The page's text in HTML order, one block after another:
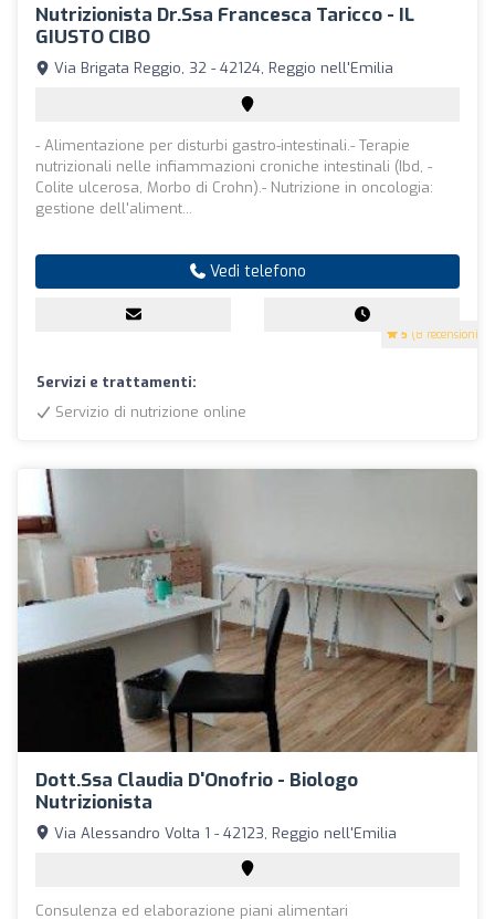
Nutrizionista Dr.ssa Francesca Taricco - IL
GIUSTO CIBO
5 (8 recensioni)
Via Brigata Reggio, 32 - 42124, Reggio nell'Emilia
- Alimentazione per disturbi gastro-intestinali.- Terapie
nutrizionali nelle infiammazioni croniche intestinali (Ibd, -
Colite ulcerosa, Morbo di Crohn).- Nutrizione in oncologia:
gestione dell'aliment...
Vedi telefono
Servizi e trattamenti:
Servizio di nutrizione online
Dott.ssa Claudia D'Onofrio - Biologo
Nutrizionista
Via Alessandro Volta 1 - 42123, Reggio nell'Emilia
Consulenza ed elaborazione piani alimentari